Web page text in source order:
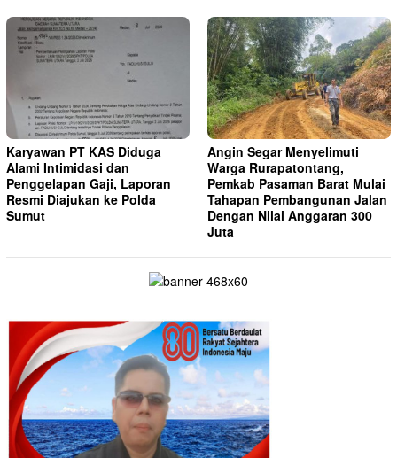
Karyawan PT KAS Diduga
Alami Intimidasi dan
Penggelapan Gaji, Laporan
Resmi Diajukan ke Polda
Sumut
Angin Segar Menyelimuti
Warga Rurapatontang,
Pemkab Pasaman Barat Mulai
Tahapan Pembangunan Jalan
Dengan Nilai Anggaran 300
Juta